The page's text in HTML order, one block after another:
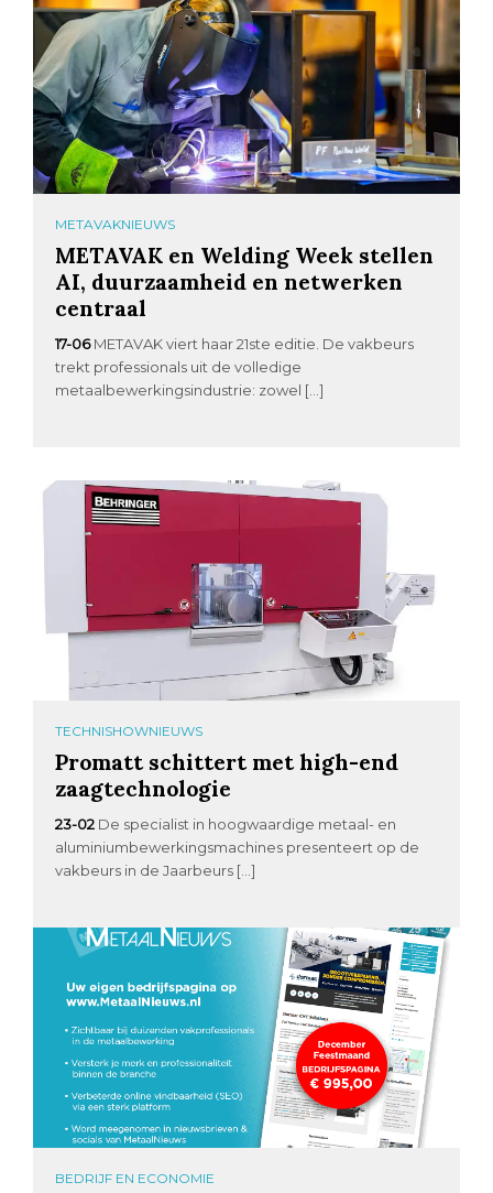
METAVAKNIEUWS
METAVAK en Welding Week stellen
AI, duurzaamheid en netwerken
centraal
17-06 METAVAK viert haar 21ste editie. De vakbeurs
trekt professionals uit de volledige
metaalbewerkingsindustrie: zowel […]
TECHNISHOWNIEUWS
Promatt schittert met high-end
zaagtechnologie
23-02 De specialist in hoogwaardige metaal- en
aluminiumbewerkingsmachines presenteert op de
vakbeurs in de Jaarbeurs […]
BEDRIJF EN ECONOMIE